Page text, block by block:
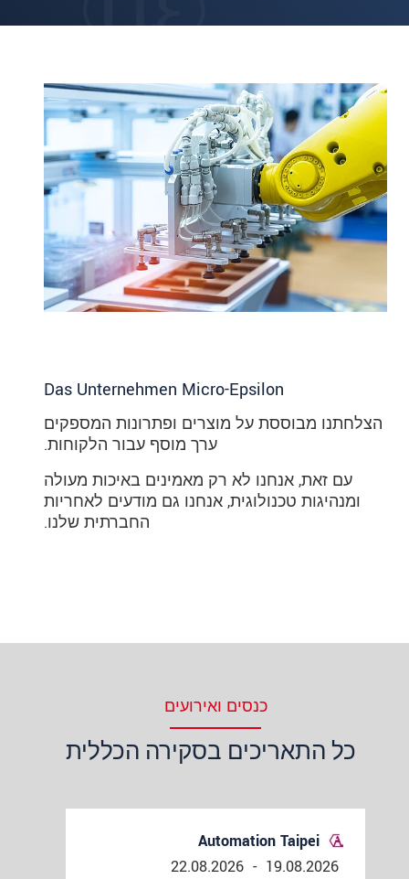
Das Unternehmen Micro-Epsilon
הצלחתנו מבוססת על מוצרים ופתרונות המספקים
ערך מוסף עבור הלקוחות.
עם זאת, אנחנו לא רק מאמינים באיכות מעולה
ומנהיגות טכנולוגית, אנחנו גם מודעים לאחריות
החברתית שלנו.
כנסים ואירועים
כל התאריכים בסקירה הכללית
Automation Taipei
19.08.2026
-
22.08.2026